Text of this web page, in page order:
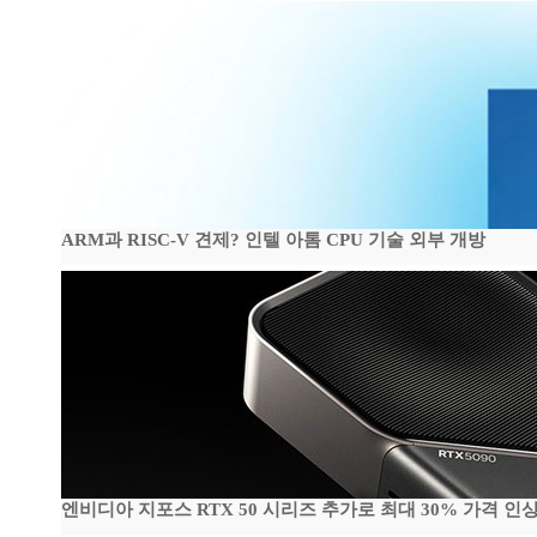
ARM과 RISC-V 견제? 인텔 아톰 CPU 기술 외부 개방
엔비디아 지포스 RTX 50 시리즈 추가로 최대 30% 가격 인